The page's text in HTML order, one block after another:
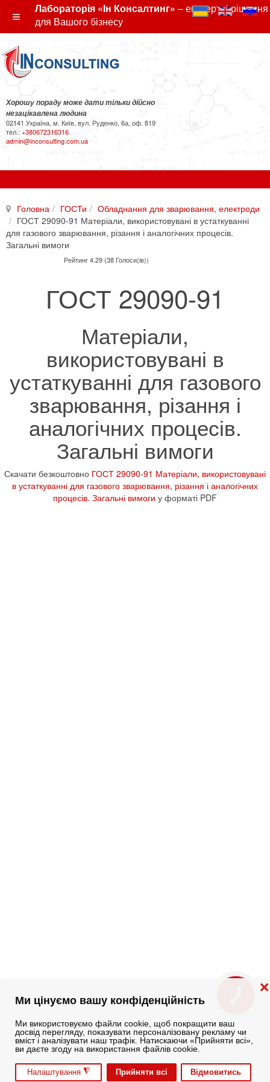
Ми цінуємо вашу конфіденційність
Ми використовуємо файли cookie, щоб покращити ваш
досвід перегляду, показувати персоналізовану рекламу чи
вміст і аналізувати наш трафік. Натискаючи «Прийняти всі»,
ви даєте згоду на використання файлів cookie.
Налаштування ◮ Прийняти всі Відмовитись
❌
Лабораторія «Ін Консалтинг» – експертні рішення
для Вашого бізнесу
Хорошу пораду може дати тільки дійсно
незацікавлена людина
02141 Україна, м. Київ, вул. Руденко, 6а, оф. 819
тел.: +380672316316
admin@inconsulting.com.ua
Головна ГОСТи
Обладнання для зварювання, електроди
ГОСТ 29090-91 Матеріали, використовувані в устаткуванні
для газового зварювання, різання і аналогічних процесів.
Загальні вимоги
Рейтинг 4.29 (38 Голоси(ів))
ГОСТ 29090-91
Матеріали,
використовувані в
устаткуванні для газового
зварювання, різання і
аналогічних процесів.
Загальні вимоги
Скачати безкоштовно ГОСТ 29090-91 Матеріали, використовувані
в устаткуванні для газового зварювання, різання і аналогічних
процесів. Загальні вимоги у форматі PDF